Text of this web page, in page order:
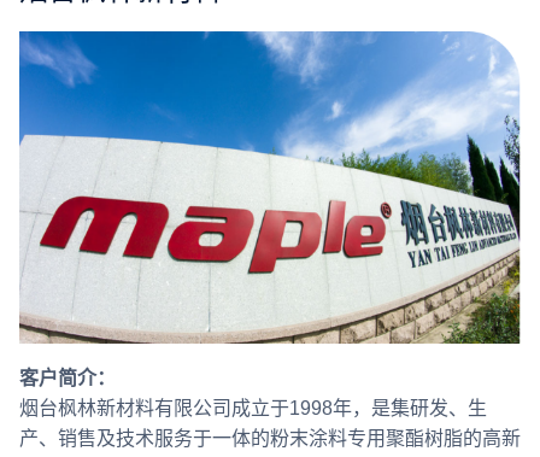
客户简介：
烟台枫林新材料有限公司成立于1998年，是集研发、生
产、销售及技术服务于一体的粉末涂料专用聚酯树脂的高新